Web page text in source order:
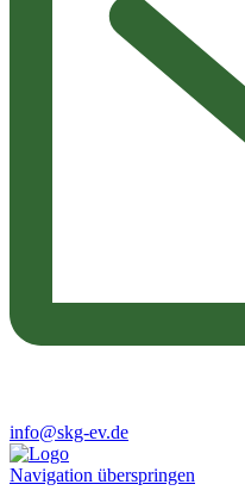
info@skg-ev.de
Navigation überspringen